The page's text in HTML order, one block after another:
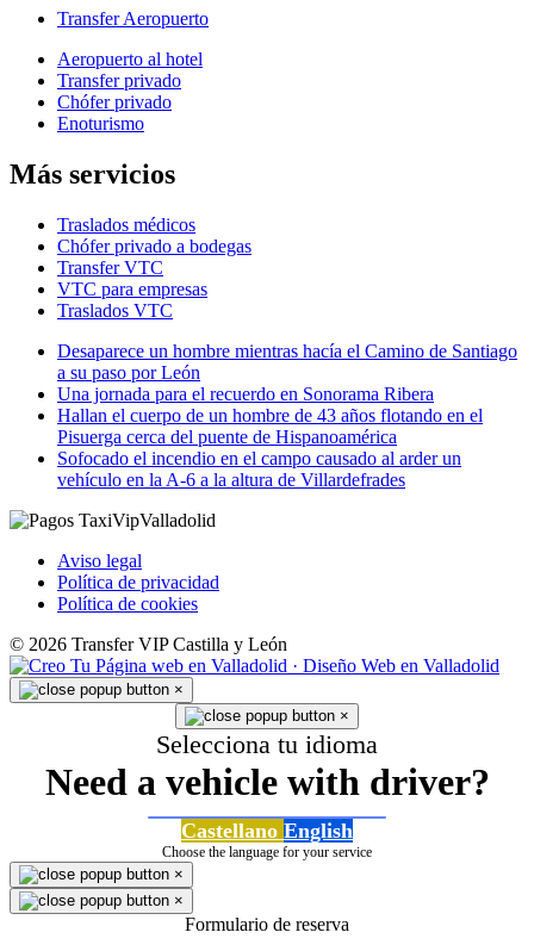
Transfer Aeropuerto
Aeropuerto al hotel
Transfer privado
Chófer privado
Enoturismo
Más servicios
Traslados médicos
Chófer privado a bodegas
Transfer VTC
VTC para empresas
Traslados VTC
Desaparece un hombre mientras hacía el Camino de Santiago
a su paso por León
Una jornada para el recuerdo en Sonorama Ribera
Hallan el cuerpo de un hombre de 43 años flotando en el
Pisuerga cerca del puente de Hispanoamérica
Sofocado el incendio en el campo causado al arder un
vehículo en la A-6 a la altura de Villardefrades
Aviso legal
Política de privacidad
Política de cookies
© 2026 Transfer VIP Castilla y León
×
×
Selecciona tu idioma
Need a vehicle with driver?
Castellano English
Choose the language for your service
×
×
Formulario de reserva